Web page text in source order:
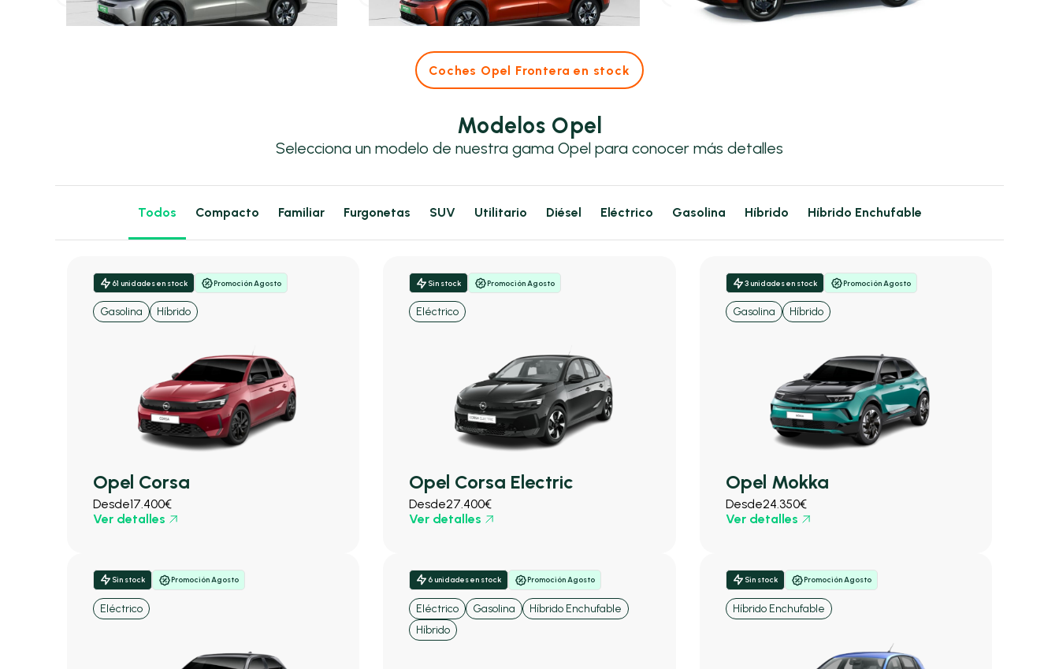
Coches Opel Frontera en stock
Modelos Opel
Selecciona un modelo de nuestra gama Opel para conocer más detalles
Todos Compacto Familiar Furgonetas SUV Utilitario Diésel Eléctrico Gasolina Híbrido Híbrido Enchufable
61 unidades en stock Promoción Agosto
Gasolina Híbrido
Opel Corsa
Desde17.400€
Ver detalles
Sin stock Promoción Agosto
Eléctrico
Opel Corsa Electric
Desde27.400€
Ver detalles
3 unidades en stock Promoción Agosto
Gasolina Híbrido
Opel Mokka
Desde24.350€
Ver detalles
Sin stock Promoción Agosto
Eléctrico
6 unidades en stock Promoción Agosto
Eléctrico Gasolina
Híbrido Enchufable
Híbrido
Sin stock Promoción Agosto
Híbrido Enchufable